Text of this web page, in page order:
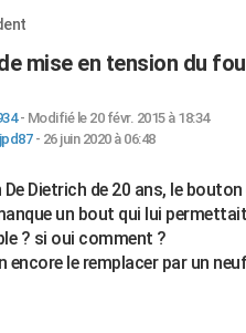
mise en tension du
- Modifié le 20 févr. 2015 à 18:34
- 26 juin 2020 à 06:48
Dietrich de 20 ans, le
un bout qui lui
? si oui comment ?
encore le remplacer par un